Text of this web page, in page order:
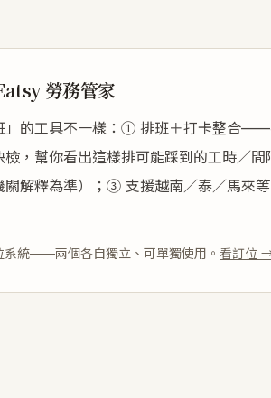
勞務管家
」的工具不一樣：① 排班＋打卡整合
，幫你看出這樣排可能踩到的工時／
關解釋為準）；③ 支援越南／泰／馬來
系統——兩個各自獨立、可單獨使用。 看訂位